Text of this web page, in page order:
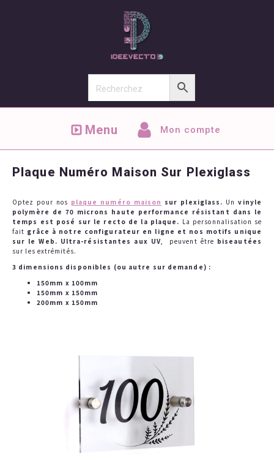
Menu Mon compte
Plaque Numéro Maison Sur Plexiglass
Optez pour nos plaque numéro maison sur plexiglass. Unvinyle
polymère de 70 microns haute performance résistant dans le
temps est posé sur le recto de la plaque. La personnalisation se
fait grâce à notre configurateur en ligne et nos motifs unique
sur le Web. U ltra-résistantes aux UV, peuvent être biseautées
sur les extrémités.
3 dimensions disponibles (ou autre sur demande) :
150mm x 100mm
150mm x 150mm
200mm x 150mm